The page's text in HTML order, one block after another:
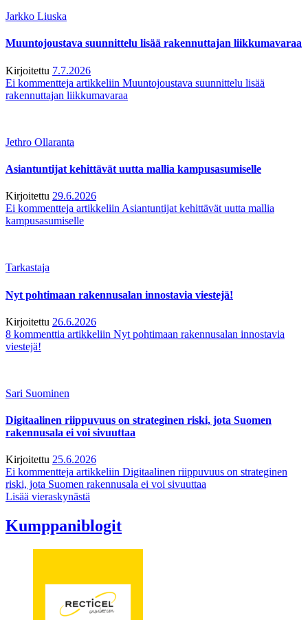
Jarkko Liuska
Muuntojoustava suunnittelu lisää rakennuttajan liikkumavaraa
Kirjoitettu 7.7.2026
Ei kommentteja artikkeliin Muuntojoustava suunnittelu lisää
rakennuttajan liikkumavaraa
Jethro Ollaranta
Asiantuntijat kehittävät uutta mallia kampusasumiselle
Kirjoitettu 29.6.2026
Ei kommentteja artikkeliin Asiantuntijat kehittävät uutta mallia
kampusasumiselle
Tarkastaja
Nyt pohtimaan rakennusalan innostavia viestejä!
Kirjoitettu 26.6.2026
8 kommenttia artikkeliin Nyt pohtimaan rakennusalan innostavia
viestejä!
Sari Suominen
Digitaalinen riippuvuus on strateginen riski, jota Suomen
rakennusala ei voi sivuuttaa
Kirjoitettu 25.6.2026
Ei kommentteja artikkeliin Digitaalinen riippuvuus on strateginen
riski, jota Suomen rakennusala ei voi sivuuttaa
Lisää vieraskynästä
Kumppaniblogit